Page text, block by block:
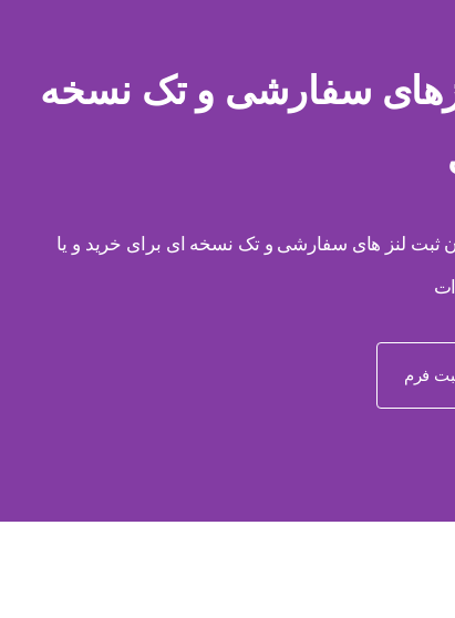
سفارشی و تک نسخه
ثبت لنز های سفارشی و تک نسخه ای برای خرید و یا
فرم